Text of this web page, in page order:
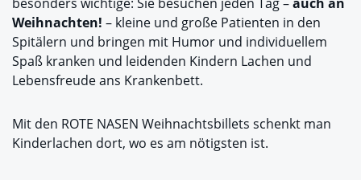
Weihnachten! – kleine und große Patienten in den
Spitälern und bringen mit Humor und individuellem
Spaß kranken und leidenden Kindern Lachen und
Lebensfreude ans Krankenbett.
Mit den ROTE NASEN Weihnachtsbillets schenkt man
Kinderlachen dort, wo es am nötigsten ist.